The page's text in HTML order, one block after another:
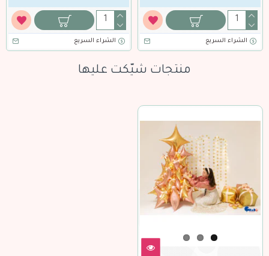
الشراء السريع الشراء السريع
منتجات شيّكت عليها